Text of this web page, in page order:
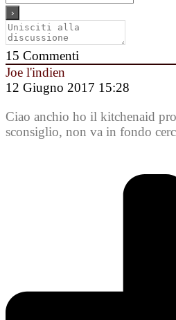
15 Commenti
Joe l'indien
12 Giugno 2017 15:28
Ciao anchio ho il kitchenaid
sconsiglio, non va in fondo